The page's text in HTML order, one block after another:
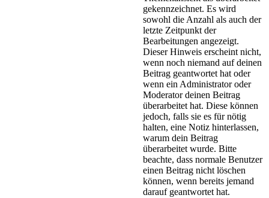
gekennzeichnet. Es wird
sowohl die Anzahl als auch der
letzte Zeitpunkt der
Bearbeitungen angezeigt.
Dieser Hinweis erscheint nicht,
wenn noch niemand auf deinen
Beitrag geantwortet hat oder
wenn ein Administrator oder
Moderator deinen Beitrag
überarbeitet hat. Diese können
jedoch, falls sie es für nötig
halten, eine Notiz hinterlassen,
warum dein Beitrag
überarbeitet wurde. Bitte
beachte, dass normale Benutzer
einen Beitrag nicht löschen
können, wenn bereits jemand
darauf geantwortet hat.